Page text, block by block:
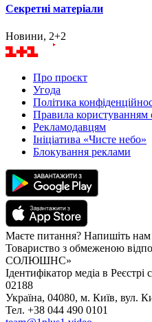
Секретні матеріали
Новини, 2+2
Про проєкт
Угода
Політика
Правила користуванням
Рекламодавцям
Ініціатива «Чисте небо»
Блокування реклами
Маєте питання? Напишіть нам
Товариство з обмеженою
СОЛЮШНС»
Ідентифікатор медіа в Реєстрі
02188
Україна, 04080, м. Київ, вул.
Тел. +38 044 490 0101